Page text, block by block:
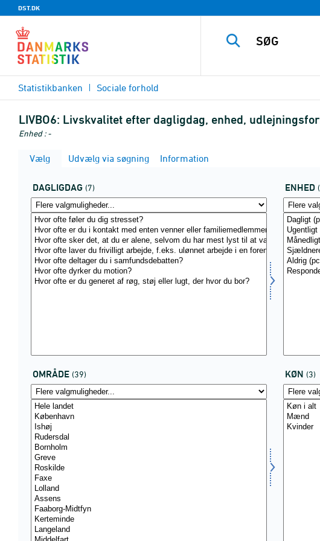
DST.DK
Statistikbanken Sociale forhold
LIVBO6: Livskvalitet efter dagligdag, enhed,
Enhed : -
Vælg Udvælg via søgning Information
DAGLIGDAG (7) ENHED
OMRÅDE (39) KØN (3)